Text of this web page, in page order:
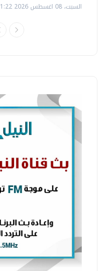
السبت، 08 اغسطس 2026 11:22 ص